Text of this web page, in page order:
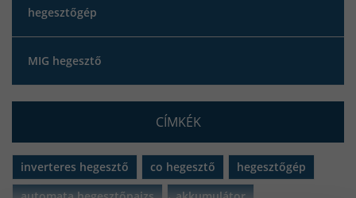
hegesztőgép
MIG hegesztő
CÍMKÉK
inverteres hegesztő co hegesztő
hegesztőgép